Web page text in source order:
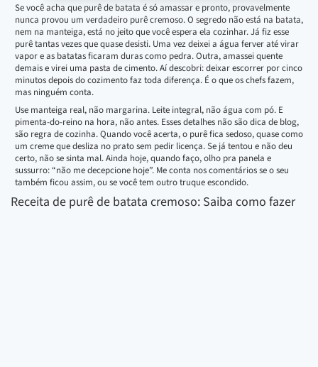
Se você acha que purê de batata é só amassar e pronto, provavelmente
nunca provou um verdadeiro purê cremoso. O segredo não está na batata,
nem na manteiga, está no jeito que você espera ela cozinhar. Já fiz esse
purê tantas vezes que quase desisti. Uma vez deixei a água ferver até virar
vapor e as batatas ficaram duras como pedra. Outra, amassei quente
demais e virei uma pasta de cimento. Aí descobri: deixar escorrer por cinco
minutos depois do cozimento faz toda diferença. É o que os chefs fazem,
mas ninguém conta.
Use manteiga real, não margarina. Leite integral, não água com pó. E
pimenta-do-reino na hora, não antes. Esses detalhes não são dica de blog,
são regra de cozinha. Quando você acerta, o purê fica sedoso, quase como
um creme que desliza no prato sem pedir licença. Se já tentou e não deu
certo, não se sinta mal. Ainda hoje, quando faço, olho pra panela e
sussurro: “não me decepcione hoje”. Me conta nos comentários se o seu
também ficou assim, ou se você tem outro truque escondido.
Receita de purê de batata cremoso: Saiba como fazer